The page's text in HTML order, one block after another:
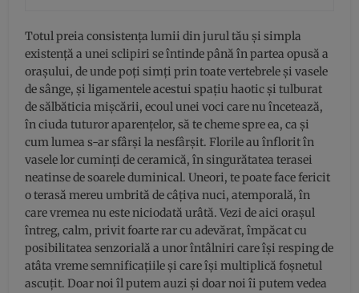
Totul preia consistența lumii din jurul tău și simpla
existență a unei sclipiri se întinde până în partea opusă a
orașului, de unde poți simți prin toate vertebrele și vasele
de sânge, și ligamentele acestui spațiu haotic și tulburat
de sălbăticia mișcării, ecoul unei voci care nu încetează,
în ciuda tuturor aparențelor, să te cheme spre ea, ca și
cum lumea s-ar sfârși la nesfârșit. Florile au înflorit în
vasele lor cuminți de ceramică, în singurătatea terasei
neatinse de soarele duminical. Uneori, te poate face fericit
o terasă mereu umbrită de câțiva nuci, atemporală, în
care vremea nu este niciodată urâtă. Vezi de aici orașul
întreg, calm, privit foarte rar cu adevărat, împăcat cu
posibilitatea senzorială a unor întâlniri care își resping de
atâta vreme semnificațiile și care își multiplică foșnetul
ascuțit. Doar noi îl putem auzi și doar noi îi putem vedea